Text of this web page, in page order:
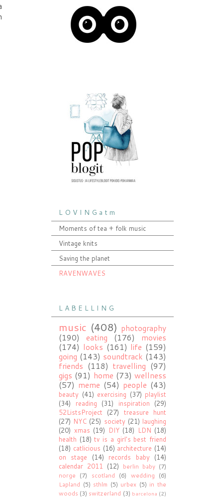
L O V I N G a t m
Moments of tea + folk music
Vintage knits
Saving the planet
RAVENWAVES
L A B E L L I N G
music (408) photography
(190)
eating (176)
movies
(174) looks (161) life (159)
going (143) soundtrack (143)
friends (118) travelling (97)
gigs (91) home (73) wellness
(57) meme (54) people (43)
beauty (41) exercising (37) playlist
(34)
reading (31) inspiration
(29)
52ListsProject
(27)
treasure hunt
(27) NYC (25) society (21) laughing
(20) xmas (19) DIY (18) LDN (18)
health (18) tv is a girl's best friend
(18) catlicious (16) architecture (14)
on stage
(14) records baby (14)
calendar 2011
(12) berlin baby (7)
norge (7) scotland (6) wedding (6)
Lapland (5) sthlm (5) urbex (5) in the
woods (3) switzerland (3) barcelona (2)